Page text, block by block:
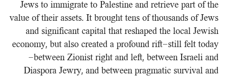
Jews to immigrate to Palestine and retrieve part of the
value of their assets. It brought tens of thousands of Jews
and significant capital that reshaped the local Jewish
economy, but also created a profound rift—still felt today
—between Zionist right and left, between Israeli and
Diaspora Jewry, and between pragmatic survival and